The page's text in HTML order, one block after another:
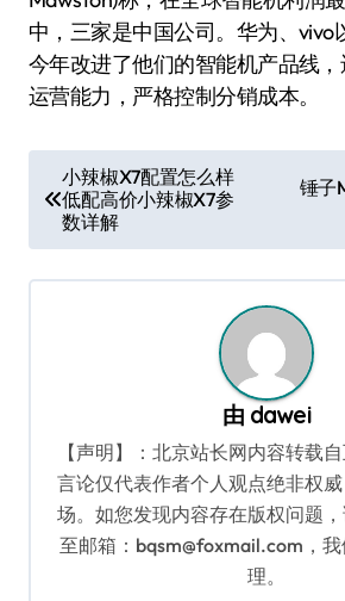
中，三家是中国公司。华为、vivo
今年改进了他们的智能机产品线
运营能力，严格控制分销成本。
章
导
航
小辣椒X7配置怎么样
低配高价小辣椒X7参
数详解
锤子
由 dawei
【声明】：北京站长网内容转载
言论仅代表作者个人观点绝非权
场。如您发现内容存在版权问题
至邮箱：bqsm@foxmail.com，
理。